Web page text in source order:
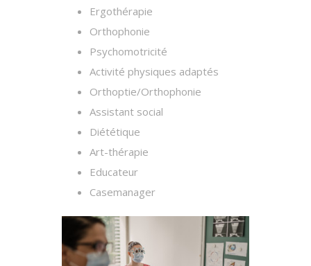
Ergothérapie
Orthophonie
Psychomotricité
Activité physiques adaptés
Orthoptie/Orthophonie
Assistant social
Diététique
Art-thérapie
Educateur
Casemanager